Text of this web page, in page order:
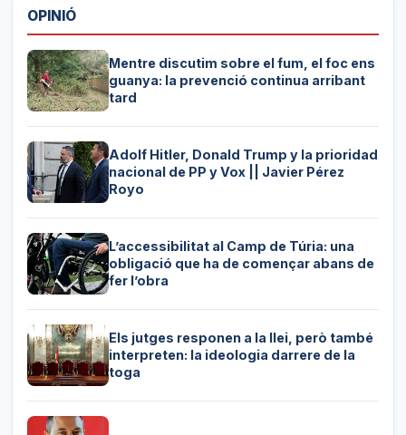
OPINIÓ
Mentre discutim sobre el fum, el foc ens
guanya: la prevenció continua arribant
tard
Adolf Hitler, Donald Trump y la prioridad
nacional de PP y Vox || Javier Pérez
Royo
L’accessibilitat al Camp de Túria: una
obligació que ha de començar abans de
fer l’obra
Els jutges responen a la llei, però també
interpreten: la ideologia darrere de la
toga